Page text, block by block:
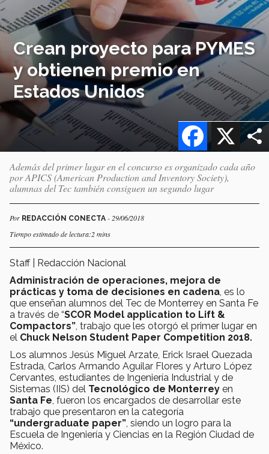
Crean proyecto para PYMES
y obtienen premio en
Estados Unidos
X
Facebook
Además del primer lugar en el concurso es organizado cada año
por APICS (American Production and Inventory Society),
alumnas del Tec también consiguen un segundo lugar
Por REDACCIÓN CONECTA - 29/06/2018
Tiempo estimado de lectura:2 mins
Staff | Redacción Nacional
Administración de operaciones, mejora de
prácticas y toma de decisiones en cadena , es lo
que enseñan alumnos del Tec de Monterrey en Santa Fe
a través de “SCOR Model application to Lift &
Compactors” , trabajo que les otorgó el primer lugar en
el Chuck Nelson Student Paper Competition 2018.
Los alumnos Jesús Miguel Arzate, Erick Israel Quezada
Estrada, Carlos Armando Aguilar Flores y Arturo López
Cervantes, estudiantes de Ingeniería Industrial y de
Sistemas (IIS) del Tecnológico de Monterrey en
Santa Fe , fueron los encargados de desarrollar este
trabajo que presentaron en la categoría
“undergraduate paper” , siendo un logro para la
Escuela de Ingeniería y Ciencias en la Región Ciudad de
México.